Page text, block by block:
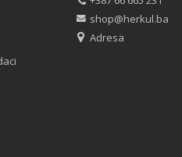
shop@herkul.ba
Adresa